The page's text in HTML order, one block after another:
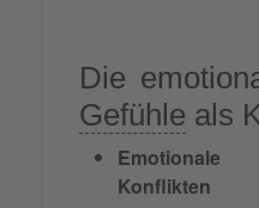
Die
Gefühle als
Konflikten